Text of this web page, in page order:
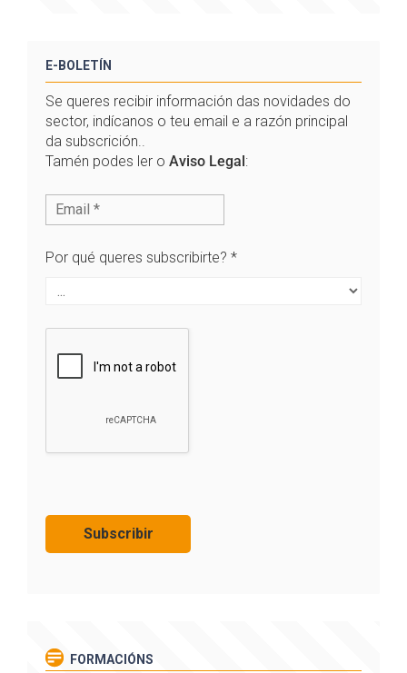
E-BOLETÍN
Se queres recibir información das novidades do
sector, indícanos o teu email e a razón principal
da subscrición..
Tamén podes ler o Aviso Legal:
Por qué queres subscribirte? *
FORMACIÓNS